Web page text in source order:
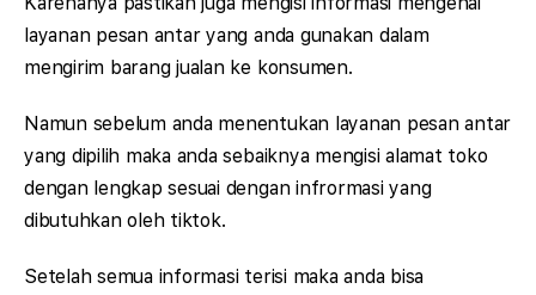
layanan pesan antar yang anda gunakan dalam
mengirim barang jualan ke konsumen.
Namun sebelum anda menentukan layanan pesan antar
yang dipilih maka anda sebaiknya mengisi alamat toko
dengan lengkap sesuai dengan infrormasi yang
dibutuhkan oleh tiktok.
Setelah semua informasi terisi maka anda bisa